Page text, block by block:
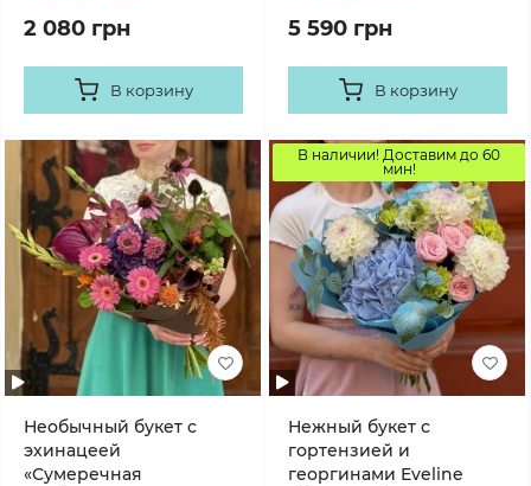
2 080 грн
В корзину
5 590 грн
В корзину
Необычный букет с
эхинацеей
«Сумеречная
В наличии! Доставим до 60
мин!
Нежный букет с
гортензией и
георгинами Eveline